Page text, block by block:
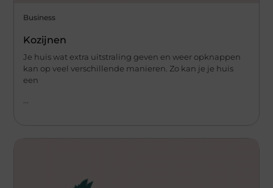
Business
Kozijnen
Je huis wat extra uitstraling geven en weer opknappen
kan op veel verschillende manieren. Zo kan je je huis
een
...